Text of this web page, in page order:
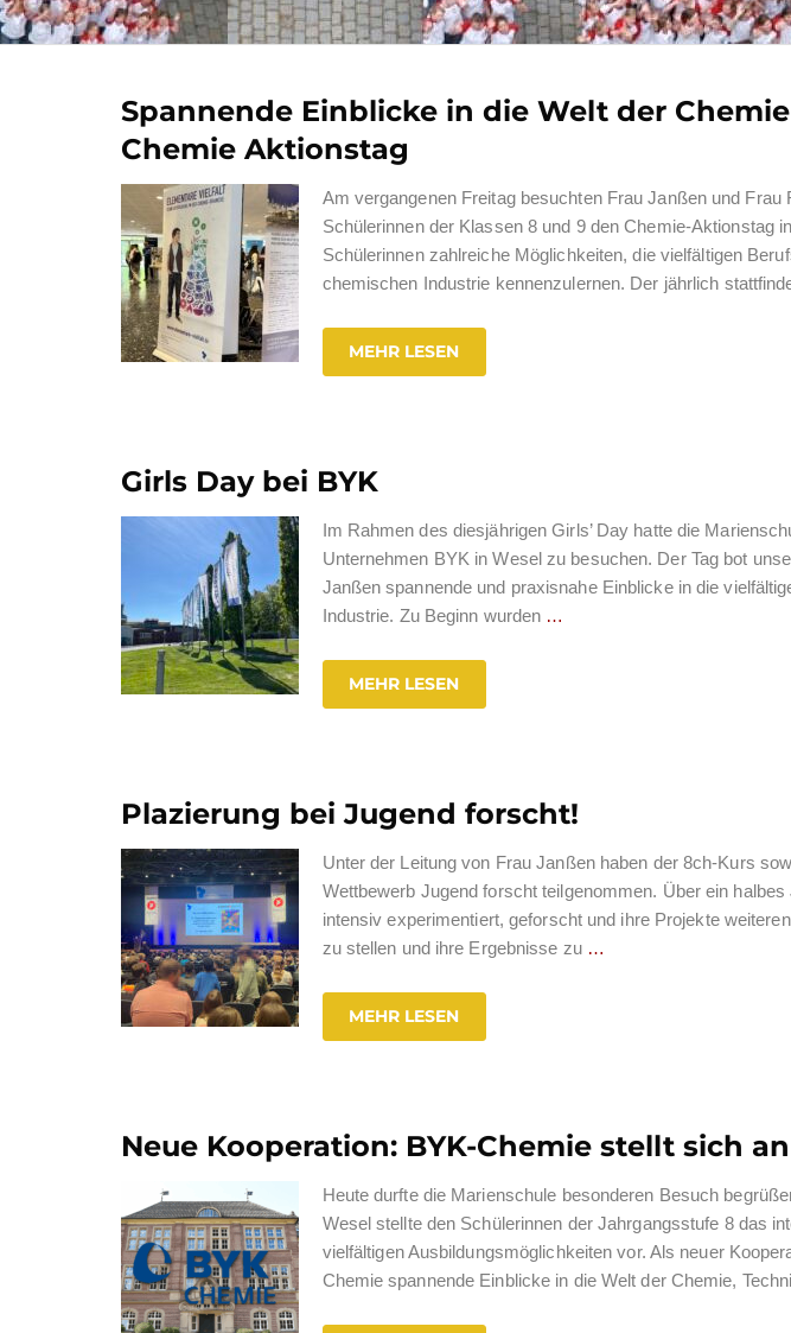
Spannende Einblicke in die Welt der
Chemie Aktionstag
Am vergangenen Freitag besuchten Frau Janßen und
Schülerinnen der Klassen 8 und 9 den Chemie-Aktionstag
Schülerinnen zahlreiche Möglichkeiten, die vielfältigen
chemischen Industrie kennenzulernen. Der jährlich
MEHR LESEN
Girls Day bei BYK
Im Rahmen des diesjährigen Girls’ Day hatte die
Unternehmen BYK in Wesel zu besuchen. Der Tag bot
Janßen spannende und praxisnahe Einblicke in die
Industrie. Zu Beginn wurden …
MEHR LESEN
Plazierung bei Jugend forscht!
Unter der Leitung von Frau Janßen haben der 8ch-Kurs
Wettbewerb Jugend forscht teilgenommen. Über ein
intensiv experimentiert, geforscht und ihre Projekte
zu stellen und ihre Ergebnisse zu …
MEHR LESEN
Neue Kooperation: BYK-Chemie stellt sich
Heute durfte die Marienschule besonderen Besuch
Wesel stellte den Schülerinnen der Jahrgangsstufe 8 das
vielfältigen Ausbildungsmöglichkeiten vor. Als neuer
Chemie spannende Einblicke in die Welt der Chemie,